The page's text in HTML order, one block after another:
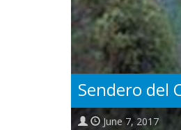
Sendero del
June 7, 2017